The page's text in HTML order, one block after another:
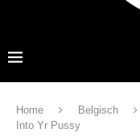
Home Belgisch
Into Yr Pussy